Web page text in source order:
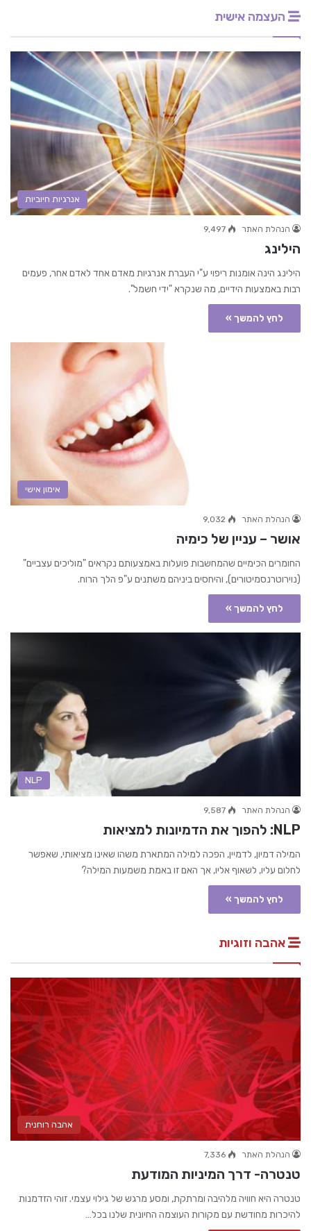
העצמה אישית
אנרגיות חיוביות
הנהלת האתר 9,497
הילינג
הילינג הינה אומנות ריפוי ע"י העברת אנרגיות מאדם אחד לאדם אחר, פעמים
רבות באמצעות הידיים, מה שנקרא "ידי חשמל".
לחץ להמשך »
אימון אישי
הנהלת האתר 9,032
אושר – עניין של כימיה
החומרים הכימיים שהמחשבות פועלות באמצעותם נקראים "מוליכים עצביים"
(נוירוטרנסמיטורים), והיחסים ביניהם משתנים ע"פ הלך הרוח.
לחץ להמשך »
NLP
הנהלת האתר 9,587
NLP: להפוך את הדמיונות למציאות
המילה דמיון, לדמיין, הפכה למילה המתארת משהו שאינו מציאותי, שאפשר
לחלום עליו, לשאוף אליו, אך האם זו באמת משמעות המילה?
לחץ להמשך »
אהבה וזוגיות
אהבה רוחנית
הנהלת האתר 7,336
טנטרה- דרך המיניות המודעת
טנטרה היא חוויה מלהיבה ומרתקת, ומסע מרגש של גילוי עצמי. זוהי הזדמנות
להיכרות מחודשת עם מקורות העוצמה החיונית שלנו בכל…